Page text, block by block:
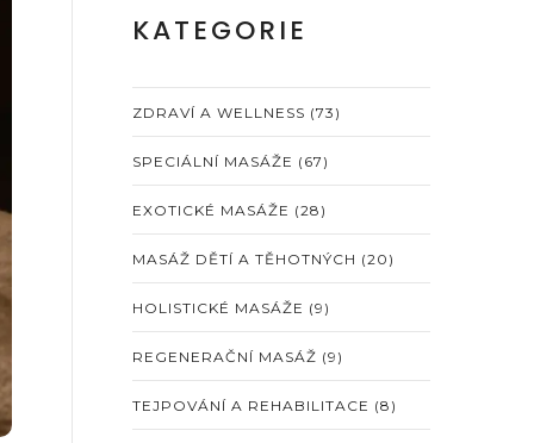
KATEGORIE
ZDRAVÍ A WELLNESS (73)
SPECIÁLNÍ MASÁŽE (67)
EXOTICKÉ MASÁŽE (28)
MASÁŽ DĚTÍ A TĚHOTNÝCH (20)
HOLISTICKÉ MASÁŽE (9)
REGENERAČNÍ MASÁŽ (9)
TEJPOVÁNÍ A REHABILITACE (8)